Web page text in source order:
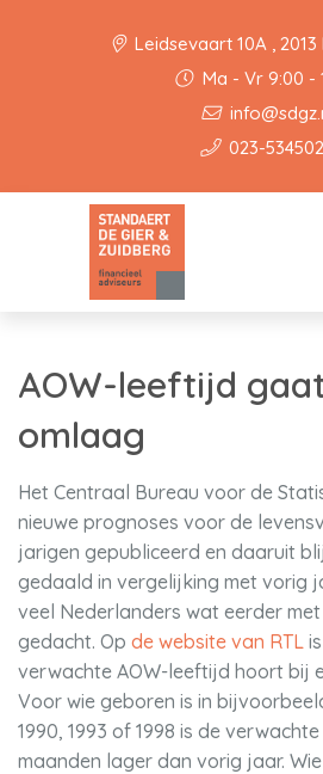
Leidsevaart 10A , 2013
Ma - Vr 9:00 -
023-
AOW-leeftijd
omlaag
Het Centraal Bureau voor de
nieuwe prognoses voor de
jarigen gepubliceerd en daaruit
gedaald in vergelijking met vorig
veel Nederlanders wat eerder
gedacht. Op de website van RTL
verwachte AOW-leeftijd hoort bij
Voor wie geboren is in bijvoorbeeld
1990, 1993 of 1998 is de
maanden lager dan vorig jaar.